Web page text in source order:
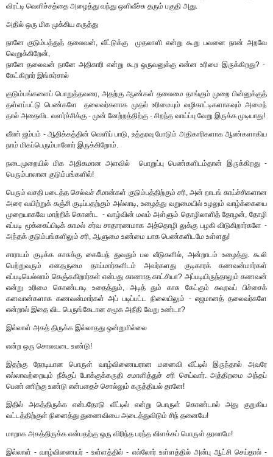
விரட்டி வெளிச்சத்தை அழைத்து வந்து ஒளிவீச்சு தரும் பகுதி அது.
அதில் ஒரு மிக முக்கிய கருத்து
நானே குடும்பத்துத் தலைவன், வீட்டுக்கு முதலாளி என்று கூறு பவனை நான் அறவே
வெறுக்கிறேன்,
நானே தலைவன் நானே அதிகாரி என்று கூற ஒருவனுக்கு என்ன உரிமை இருக்கிறது? -
கேட்கிறார் இங்கர்சால்
குடும்பங்களைப் பொறுத்தவரை, அதற்கு ஆண்கள் தலைமை தாங்கும் முறை பின்னுக்குத்
தள்ளப்பட்டு பெண்களே தலைவர்களாக முதல் உரிமையும் வழிகாட்டிகளாகவும் அமைந்
தால் அதைவிட வளர்ச்சிக்கு - முன் னேற்றத்திற்கு - சிறந்த வாய்ப்பு வேறு இருக்க முடியாது!
வீண் ஜம்பம் - ஆதிக்கத்தின் வெளிப் பாடு, உத்தரவு போடும் அதிகாரிகளாக ஆண்களாகிய
நாம் மிகப்பெரும்பாலோர் இருக்கிறோம்.
நடைமுறையில் மிக அதிகமான அளவில் பொறுப்பு பெண்களிடம்தான் இருக்கிறது -
பெரும்பாலான குடும்பங்களில்!
பெரும் வசதி படைத்த செல்வச் சீமான்கள் குடும்பத்திற்கும் சரி, அன் றாடங் காய்ச்சிகளான
அரை வயிற்றுக் கஞ்சி குடிப்பதற்கும் அல்லாடி, உழைத்து வறுமையில் உழலும் வாழ்க்கையை
முறையாகவே மாற்றிக் கொண்ட - வாழ்வின் மலம் அள்ளும் தொழிலாளித் தோழன், தோழி
எப்படி மூக்கைப்பிடிக் காமல் சர்வ சாதாரணமாக அத்தொழி லுக்கு பழகி விடுகிறார்களே -
அந்தக் குடும்பங்களிலும் சரி, ஆளுமை உண்மை யாக பெண்களிடமே உள்ளது!
சாராயம் குடிக்க காசுக்கு கையேந் துவதும் பல வீடுகளில், அன்றாடம் உழைத்து. கூலி
பெற்றுவரும் எனதருமை தாய்மார்களிடம் அவர்களது குடிகாரக் கணவன்மார்கள்
எப்படியெல்லாம் கெஞ்சுகிறார்கள் என்பது காணாத காட்சியா? அப்படியிருந்தாலும் கணவன்
என்று உரிமை கொண்டாடி உதைத்தும், அடித் தும் காசு கேட்கும் கவுரவப் பிச்சைக்
கனவான்களாக கணவன்மார்கள் அப் படிப்பட்ட நிலையிலும் - எஜமானத் தலைவர்களே
என்றால் இதை விட பெருங்கேடான சமூக அநீதி வேறு உண்டா?
இல்லாள் அகத் திருக்க இல்லாதது ஒன்றுமில்லை
என்ற ஒரு சொலவடை உண்டு!
இதற்கு நேரடியான பொருள் வாழ்விணையரான மனைவி வீட்டில் இருந்தால் அவரே
எல்லாவற்றையும் நீக்குப் போக்குக்கருதி சமாளித்துச் சரி செய்வார். அத்திறமை அந்தப்
பெண் ணிற்கு உண்டு என்பதைச் சொல்லும் கருத்தியல் தானே!
இதில் அகத்திருக்க என்பதோடு வீட்டில் என்று பொருள் கொண்டால் அது குறுகிய
வட்டத்திற்குள் நினைத்து துணைவியை அடைத்துவிடும் சிந் தனையே!
மாறாக அகத்திருக்க என்பதற்கு ஒரு விரிந்த பரந்த விளக்கப் பொருள் தரலாமே!
இல்லாள் - வாழ்விணையர் - உள்ளத்தில் - எல்லோர் உள்ளத்தில் அன்பு ஆட்சி செய்தால் -